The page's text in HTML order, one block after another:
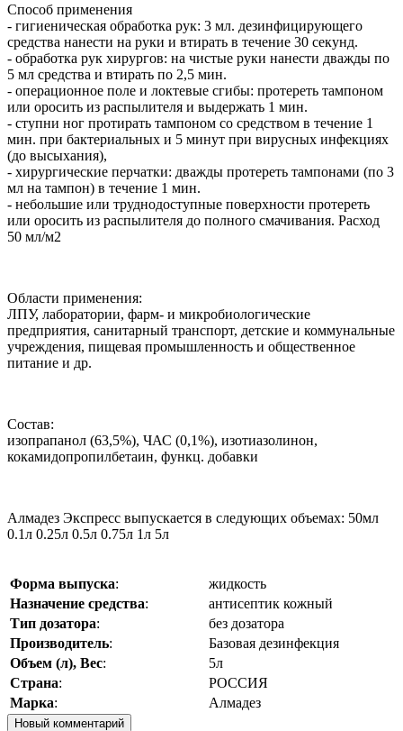
Способ применения
- гигиеническая обработка рук: 3 мл. дезинфицирующего
средства нанести на руки и втирать в течение 30 секунд.
- обработка рук хирургов: на чистые руки нанести дважды по
5 мл средства и втирать по 2,5 мин.
- операционное поле и локтевые сгибы: протереть тампоном
или оросить из распылителя и выдержать 1 мин.
- ступни ног протирать тампоном со средством в течение 1
мин. при бактериальных и 5 минут при вирусных инфекциях
(до высыхания),
- хирургические перчатки: дважды протереть тампонами (по 3
мл на тампон) в течение 1 мин.
- небольшие или труднодоступные поверхности протереть
или оросить из распылителя до полного смачивания. Расход
50 мл/м2
Области применения:
ЛПУ, лаборатории, фарм- и микробиологические
предприятия, санитарный транспорт, детские и коммунальные
учреждения, пищевая промышленность и общественное
питание и др.
Состав:
изопрапанол (63,5%), ЧАС (0,1%), изотиазолинон,
кокамидопропилбетаин, функц. добавки
Алмадез Экспресс выпускается в следующих объемах: 50мл
0.1л 0.25л 0.5л 0.75л 1л 5л
Форма выпуска:
жидкость
Назначение средства:
антисептик кожный
Тип дозатора:
без дозатора
Производитель:
Базовая дезинфекция
Объем (л), Вес:
5л
Страна:
РОССИЯ
Марка: Алмадез
Новый комментарий